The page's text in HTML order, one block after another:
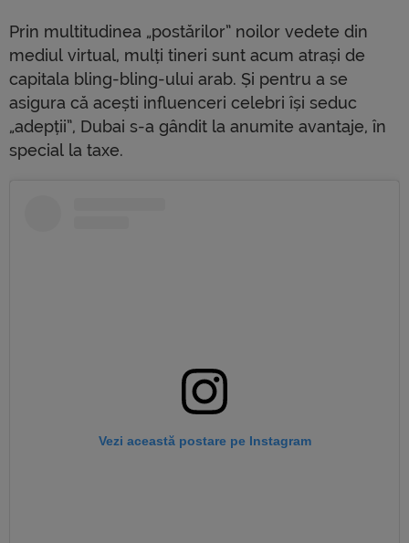
Prin multitudinea „postărilor” noilor vedete din
mediul virtual, mulți tineri sunt acum atrași de
capitala bling-bling-ului arab. Și pentru a se
asigura că acești influenceri celebri își seduc
„adepții”, Dubai s-a gândit la anumite avantaje, în
special la taxe.
Vezi această postare pe Instagram